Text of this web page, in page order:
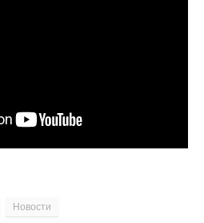
Новости